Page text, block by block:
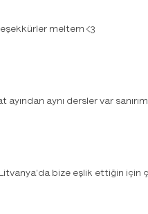
ile
meltem <3
aynı dersler var
bize eşlik ettiğin